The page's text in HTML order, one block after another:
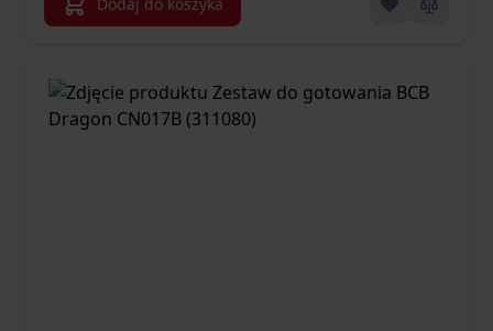
Dodaj do koszyka